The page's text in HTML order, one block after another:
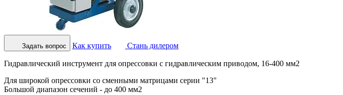
Задать вопрос Как купить Стань дилером
Гидравлический инструмент для опрессовки с гидравлическим приводом, 16-400 мм2
Для широкой опрессовки со сменными матрицами серии "13"
Большой диапазон сечений - до 400 мм2